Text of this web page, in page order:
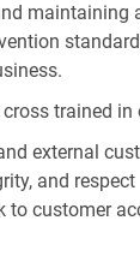
maintaining
trained in
external
and respect
customer